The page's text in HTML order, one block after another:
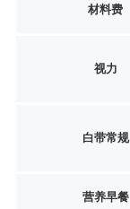
材料费
视力
白带常规
营养早餐